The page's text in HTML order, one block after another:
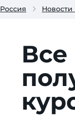
Россия Новости